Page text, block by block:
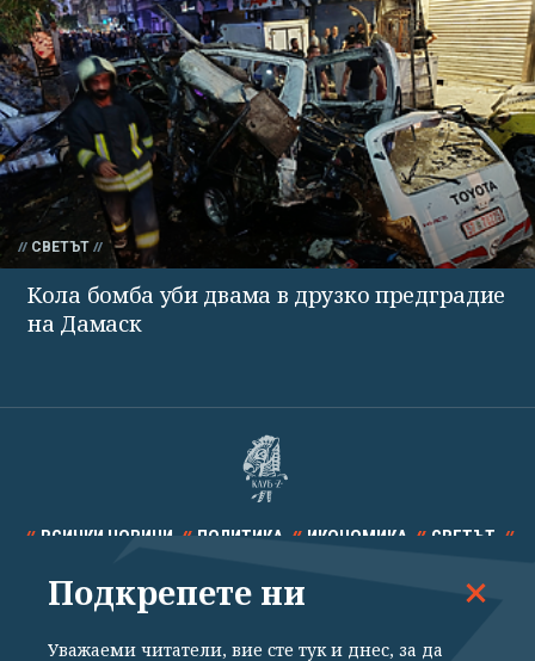
СВЕТЪТ
Кола бомба уби двама в друзко предградие
на Дамаск
ВСИЧКИ НОВИНИ ПОЛИТИКА ИКОНОМИКА СВЕТЪТ
СПОРТ КУЛТУРА ТЕХНОЛОГИИ КАЛЕЙДОСКОП
Подкрепете ни
Уважаеми читатели, вие сте тук и днес, за да